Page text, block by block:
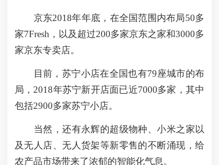
京东2018年年底，在全国范围内布局50多
家7Fresh，以及超过200多家京东之家和3000多
家京东专卖店。
目前，苏宁小店在全国也有79座城市的布
局，2018年苏宁新开店面已近7000多家，其中
包括2900多家苏宁小店。
当然，还有永辉的超级物种、小米之家以
及无人店、无人货架等新零售的不断涌现，给
农产品市场带来了浓郁的智能化气息。